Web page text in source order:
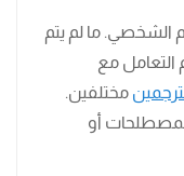
الشخصي. ما لم يتم
التعامل مع
مختلفين.
أو